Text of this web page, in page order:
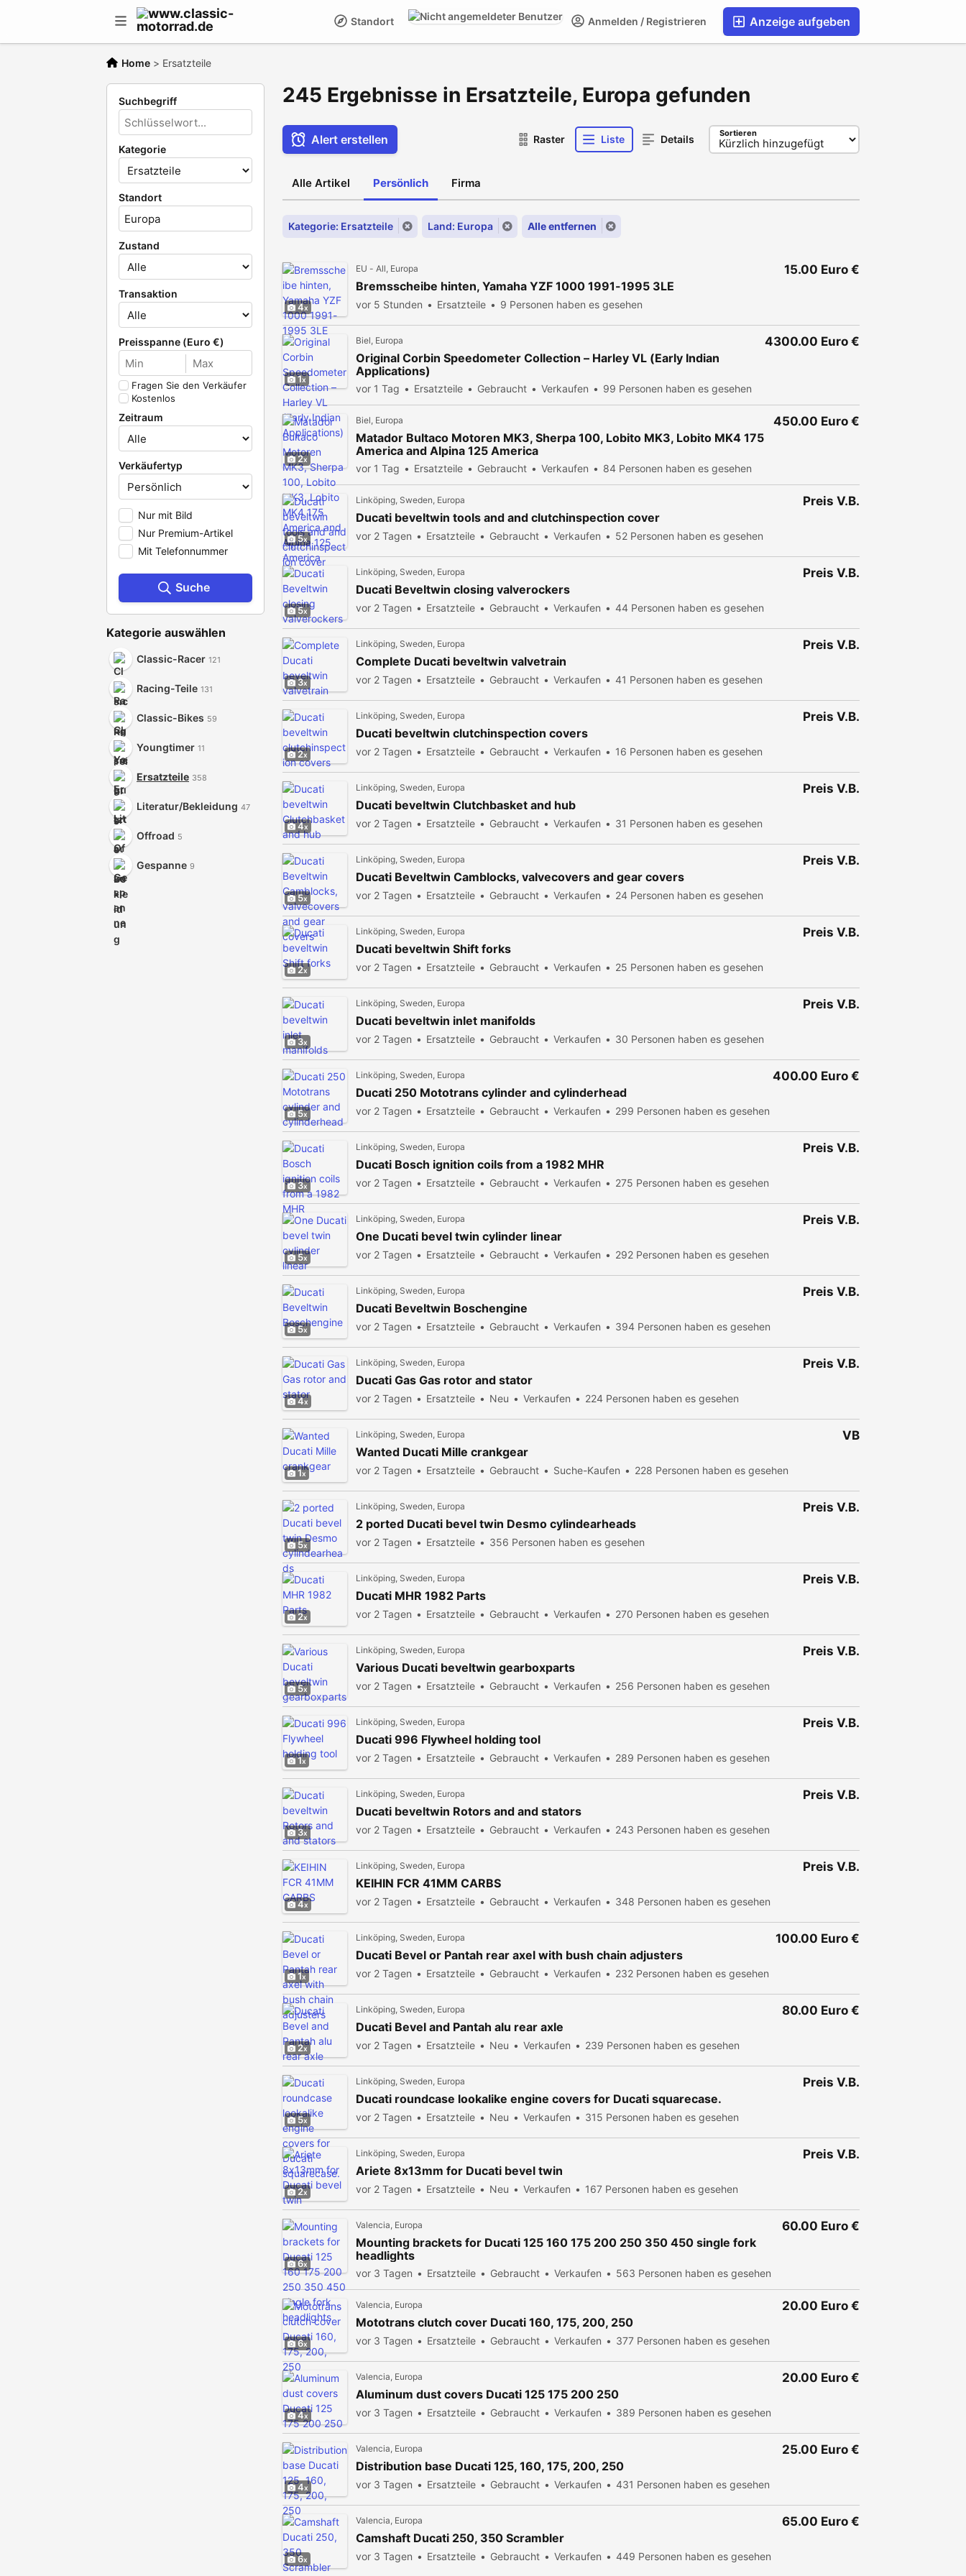
Anzeige aufgeben
Anmelden / Registrieren
Standort
Home > Ersatzteile
Suchbegriff
Kategorie
Standort
Zustand
Transaktion
Preisspanne (Euro €)
Fragen Sie den Verkäufer
Kostenlos
Zeitraum
Verkäufertyp
Nur mit Bild
Nur Premium-Artikel
Mit Telefonnummer
Suche
Kategorie auswählen
Classic-Racer 121
Racing-Teile 131
Classic-Bikes 59
Youngtimer 11
Ersatzteile 358
Literatur/Bekleidung 47
Offroad 5
Gespanne 9
245 Ergebnisse in Ersatzteile, Europa gefunden
Alert erstellen Raster Liste Details Sortieren
Alle Artikel Persönlich Firma
Kategorie: Ersatzteile Land: Europa Alle entfernen
4
EU - All, Europa
Bremsscheibe hinten, Yamaha YZF 1000 1991-1995 3LE
vor 5 Stunden Ersatzteile 9 Personen haben es gesehen
15.00 Euro €
1
Biel, Europa
Original Corbin Speedometer Collection – Harley VL (Early Indian
Applications)
vor 1 Tag Ersatzteile Gebraucht Verkaufen 99 Personen haben es gesehen
4300.00 Euro €
2
Biel, Europa
Matador Bultaco Motoren MK3, Sherpa 100, Lobito MK3, Lobito MK4 175
America and Alpina 125 America
vor 1 Tag Ersatzteile Gebraucht Verkaufen 84 Personen haben es gesehen
450.00 Euro €
5
Linköping, Sweden, Europa
Ducati beveltwin tools and and clutchinspection cover
vor 2 Tagen Ersatzteile Gebraucht Verkaufen 52 Personen haben es gesehen
Preis V.B.
5
Linköping, Sweden, Europa
Ducati Beveltwin closing valverockers
vor 2 Tagen Ersatzteile Gebraucht Verkaufen 44 Personen haben es gesehen
Preis V.B.
3
Linköping, Sweden, Europa
Complete Ducati beveltwin valvetrain
vor 2 Tagen Ersatzteile Gebraucht Verkaufen 41 Personen haben es gesehen
Preis V.B.
2
Linköping, Sweden, Europa
Ducati beveltwin clutchinspection covers
vor 2 Tagen Ersatzteile Gebraucht Verkaufen 16 Personen haben es gesehen
Preis V.B.
4
Linköping, Sweden, Europa
Ducati beveltwin Clutchbasket and hub
vor 2 Tagen Ersatzteile Gebraucht Verkaufen 31 Personen haben es gesehen
Preis V.B.
5
Linköping, Sweden, Europa
Ducati Beveltwin Camblocks, valvecovers and gear covers
vor 2 Tagen Ersatzteile Gebraucht Verkaufen 24 Personen haben es gesehen
Preis V.B.
2
Linköping, Sweden, Europa
Ducati beveltwin Shift forks
vor 2 Tagen Ersatzteile Gebraucht Verkaufen 25 Personen haben es gesehen
Preis V.B.
3
Linköping, Sweden, Europa
Ducati beveltwin inlet manifolds
vor 2 Tagen Ersatzteile Gebraucht Verkaufen 30 Personen haben es gesehen
Preis V.B.
5
Linköping, Sweden, Europa
Ducati 250 Mototrans cylinder and cylinderhead
vor 2 Tagen Ersatzteile Gebraucht Verkaufen 299 Personen haben es gesehen
400.00 Euro €
3
Linköping, Sweden, Europa
Ducati Bosch ignition coils from a 1982 MHR
vor 2 Tagen Ersatzteile Gebraucht Verkaufen 275 Personen haben es gesehen
Preis V.B.
5
Linköping, Sweden, Europa
One Ducati bevel twin cylinder linear
vor 2 Tagen Ersatzteile Gebraucht Verkaufen 292 Personen haben es gesehen
Preis V.B.
5
Linköping, Sweden, Europa
Ducati Beveltwin Boschengine
vor 2 Tagen Ersatzteile Gebraucht Verkaufen 394 Personen haben es gesehen
Preis V.B.
4
Linköping, Sweden, Europa
Ducati Gas Gas rotor and stator
vor 2 Tagen Ersatzteile Neu Verkaufen 224 Personen haben es gesehen
Preis V.B.
1
Linköping, Sweden, Europa
Wanted Ducati Mille crankgear
vor 2 Tagen Ersatzteile Gebraucht Suche-Kaufen 228 Personen haben es gesehen
VB
5
Linköping, Sweden, Europa
2 ported Ducati bevel twin Desmo cylindearheads
vor 2 Tagen Ersatzteile 356 Personen haben es gesehen
Preis V.B.
2
Linköping, Sweden, Europa
Ducati MHR 1982 Parts
vor 2 Tagen Ersatzteile Gebraucht Verkaufen 270 Personen haben es gesehen
Preis V.B.
5
Linköping, Sweden, Europa
Various Ducati beveltwin gearboxparts
vor 2 Tagen Ersatzteile Gebraucht Verkaufen 256 Personen haben es gesehen
Preis V.B.
1
Linköping, Sweden, Europa
Ducati 996 Flywheel holding tool
vor 2 Tagen Ersatzteile Gebraucht Verkaufen 289 Personen haben es gesehen
Preis V.B.
3
Linköping, Sweden, Europa
Ducati beveltwin Rotors and and stators
vor 2 Tagen Ersatzteile Gebraucht Verkaufen 243 Personen haben es gesehen
Preis V.B.
4
Linköping, Sweden, Europa
KEIHIN FCR 41MM CARBS
vor 2 Tagen Ersatzteile Gebraucht Verkaufen 348 Personen haben es gesehen
Preis V.B.
1
Linköping, Sweden, Europa
Ducati Bevel or Pantah rear axel with bush chain adjusters
vor 2 Tagen Ersatzteile Gebraucht Verkaufen 232 Personen haben es gesehen
100.00 Euro €
2
Linköping, Sweden, Europa
Ducati Bevel and Pantah alu rear axle
vor 2 Tagen Ersatzteile Neu Verkaufen 239 Personen haben es gesehen
80.00 Euro €
5
Linköping, Sweden, Europa
Ducati roundcase lookalike engine covers for Ducati squarecase.
vor 2 Tagen Ersatzteile Neu Verkaufen 315 Personen haben es gesehen
Preis V.B.
2
Linköping, Sweden, Europa
Ariete 8x13mm for Ducati bevel twin
vor 2 Tagen Ersatzteile Neu Verkaufen 167 Personen haben es gesehen
Preis V.B.
6
Valencia, Europa
Mounting brackets for Ducati 125 160 175 200 250 350 450 single fork
headlights
vor 3 Tagen Ersatzteile Gebraucht Verkaufen 563 Personen haben es gesehen
60.00 Euro €
6
Valencia, Europa
Mototrans clutch cover Ducati 160, 175, 200, 250
vor 3 Tagen Ersatzteile Gebraucht Verkaufen 377 Personen haben es gesehen
20.00 Euro €
4
Valencia, Europa
Aluminum dust covers Ducati 125 175 200 250
vor 3 Tagen Ersatzteile Gebraucht Verkaufen 389 Personen haben es gesehen
20.00 Euro €
4
Valencia, Europa
Distribution base Ducati 125, 160, 175, 200, 250
vor 3 Tagen Ersatzteile Gebraucht Verkaufen 431 Personen haben es gesehen
25.00 Euro €
6
Valencia, Europa
Camshaft Ducati 250, 350 Scrambler
vor 3 Tagen Ersatzteile Gebraucht Verkaufen 449 Personen haben es gesehen
65.00 Euro €